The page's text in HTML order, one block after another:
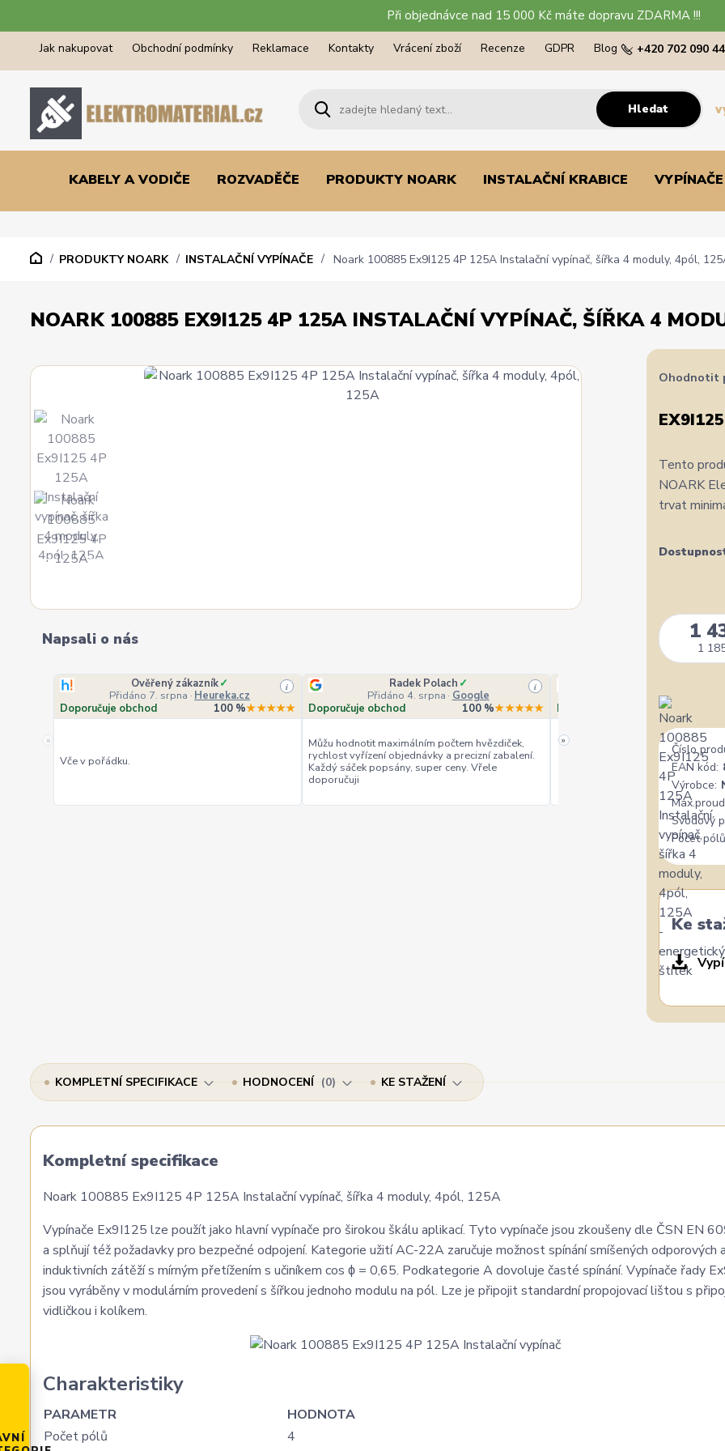
Při objednávce nad 15 000 Kč máte dopravu ZDARMA !!!
Jak nakupovat Obchodní podmínky Reklamace Kontakty Vrácení zboží Recenze GDPR Blog
Hledat
+420 702 090
KABELY A VODIČE ROZVADĚČE PRODUKTY NOARK INSTALAČNÍ KRABICE
PRODUKTY NOARK INSTALAČNÍ VYPÍNAČE Noark 100885 Ex9I125 4P 125A Instalační vypínač, šířka 4 moduly, 4pól,
NOARK 100885 EX9I125 4P 125A INSTALAČNÍ VYPÍNAČ, ŠÍŘKA 4
Napsali o nás
«
Ověřený zákazník✓
Přidáno 7. srpna · Heureka.cz
i
Doporučuje obchod 100 %★★★★★
Vče v pořádku.
Radek Polach ✓
Přidáno 4. srpna · Google
i
Doporučuje obchod 100 %★★★★★
Můžu hodnotit maximálním počtem hvězdiček,
rychlost vyřízení objednávky a precizní zabalení.
Každý sáček popsány, super ceny. Vřele
doporučuji
Přidáno 4. srpna
Doporučuje obchod
+ ceny
»
Ohodnotit
Tento
NOARK
trvat
1
1
Číslo
EAN kód:
Výrobce:
Svodový
Počet
Ke
KOMPLETNÍ SPECIFIKACE HODNOCENÍ 0 KE STAŽENÍ
Kompletní specifikace
Noark 100885 Ex9I125 4P 125A Instalační vypínač, šířka 4 moduly, 4pól, 125A
Vypínače Ex9I125 lze použít jako hlavní vypínače pro širokou škálu aplikací. Tyto vypínače jsou zkoušeny dle ČSN EN
a splňují též požadavky pro bezpečné odpojení. Kategorie užití AC-22A zaručuje možnost spínání smíšených odporových a
induktivních zátěží s mírným přetížením s učiníkem cos ϕ = 0,65. Podkategorie A dovoluje časté spínání. Vypínače řady
jsou vyráběny v modulárním provedení s šířkou jednoho modulu na pól. Lze je připojit standardní propojovací lištou s
vidličkou i kolíkem.
Charakteristiky
PARAMETR
HODNOTA
Počet pólů
4